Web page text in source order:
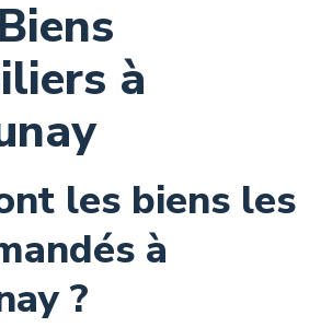
à
les biens les
à
?